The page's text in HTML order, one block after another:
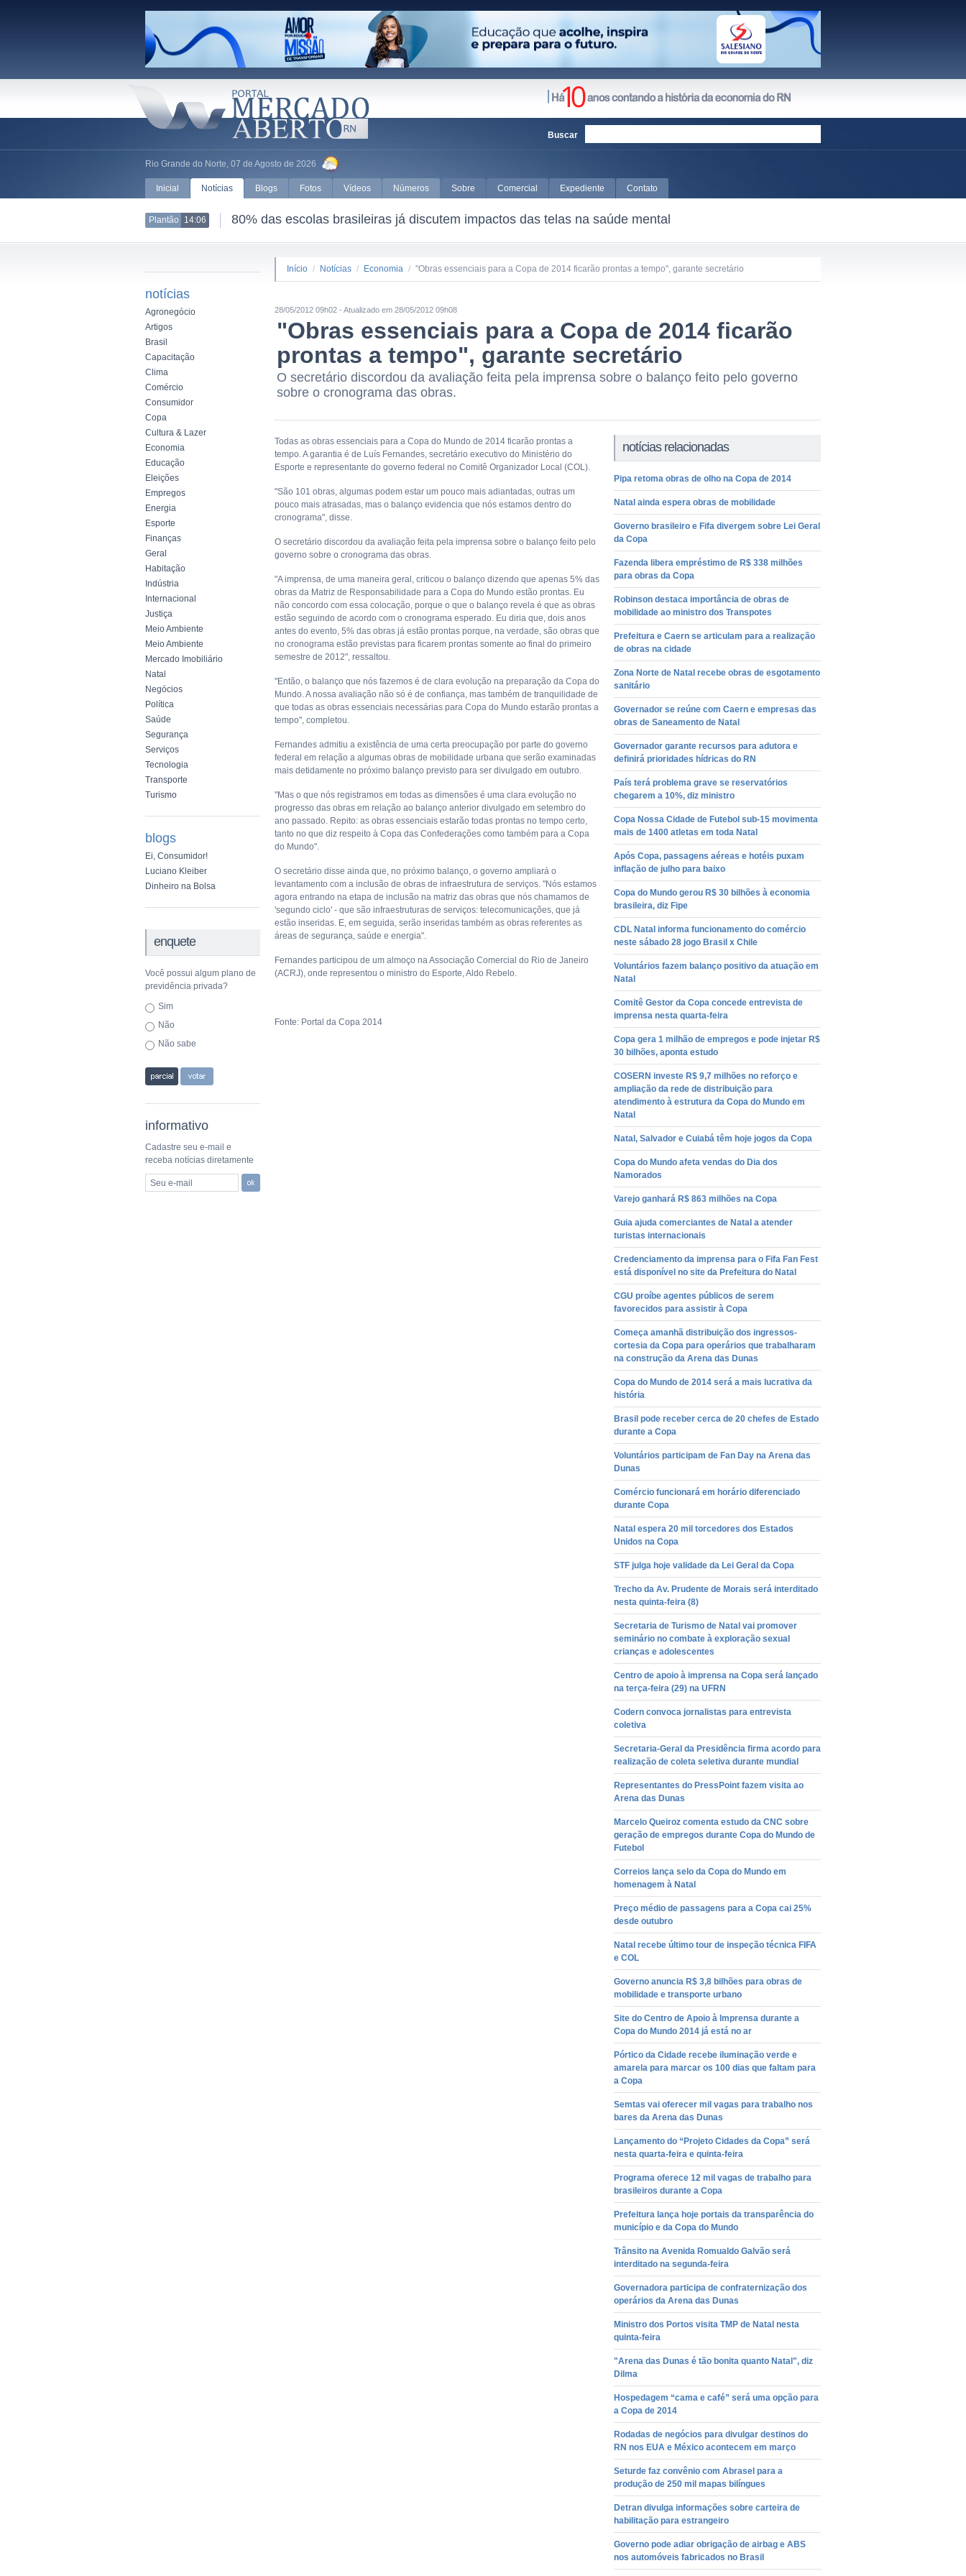
Rio Grande do Norte, 07 de Agosto de 2026
Buscar
Inicial Notícias Blogs Fotos Vídeos Números Sobre Comercial Expediente Contato
Plantão 14:06 80% das escolas brasileiras já discutem impactos das telas na saúde mental
notícias
Agronegócio
Artigos
Brasil
Capacitação
Clima
Comércio
Consumidor
Copa
Cultura & Lazer
Economia
Educação
Eleições
Empregos
Energia
Esporte
Finanças
Geral
Habitação
Indústria
Internacional
Justiça
Meio Ambiente
Meio Ambiente
Mercado Imobiliário
Natal
Negócios
Política
Saúde
Segurança
Serviços
Tecnologia
Transporte
Turismo
blogs
Ei, Consumidor!
Luciano Kleiber
Dinheiro na Bolsa
enquete
Você possui algum plano de
previdência privada?
Sim
Não
Não sabe
informativo
Cadastre seu e-mail e
receba notícias diretamente
Seu e-mail
Início / Notícias / Economia / "Obras essenciais para a Copa de 2014 ficarão prontas a tempo", garante secretário
28/05/2012 09h02 - Atualizado em 28/05/2012 09h08
"Obras essenciais para a Copa de 2014 ficarão
prontas a tempo", garante secretário
O secretário discordou da avaliação feita pela imprensa sobre o balanço feito pelo governo
sobre o cronograma das obras.
notícias relacionadas
Pipa retoma obras de olho na Copa de 2014
Natal ainda espera obras de mobilidade
Governo brasileiro e Fifa divergem sobre Lei Geral
da Copa
Fazenda libera empréstimo de R$ 338 milhões
para obras da Copa
Robinson destaca importância de obras de
mobilidade ao ministro dos Transpotes
Prefeitura e Caern se articulam para a realização
de obras na cidade
Zona Norte de Natal recebe obras de esgotamento
sanitário
Governador se reúne com Caern e empresas das
obras de Saneamento de Natal
Governador garante recursos para adutora e
definirá prioridades hídricas do RN
País terá problema grave se reservatórios
chegarem a 10%, diz ministro
Copa Nossa Cidade de Futebol sub-15 movimenta
mais de 1400 atletas em toda Natal
Após Copa, passagens aéreas e hotéis puxam
inflação de julho para baixo
Copa do Mundo gerou R$ 30 bilhões à economia
brasileira, diz Fipe
CDL Natal informa funcionamento do comércio
neste sábado 28 jogo Brasil x Chile
Voluntários fazem balanço positivo da atuação em
Natal
Comitê Gestor da Copa concede entrevista de
imprensa nesta quarta-feira
Copa gera 1 milhão de empregos e pode injetar R$
30 bilhões, aponta estudo
COSERN investe R$ 9,7 milhões no reforço e
ampliação da rede de distribuição para
atendimento à estrutura da Copa do Mundo em
Natal
Natal, Salvador e Cuiabá têm hoje jogos da Copa
Copa do Mundo afeta vendas do Dia dos
Namorados
Varejo ganhará R$ 863 milhões na Copa
Guia ajuda comerciantes de Natal a atender
turistas internacionais
Credenciamento da imprensa para o Fifa Fan Fest
está disponível no site da Prefeitura do Natal
CGU proíbe agentes públicos de serem
favorecidos para assistir à Copa
Começa amanhã distribuição dos ingressos-
cortesia da Copa para operários que trabalharam
na construção da Arena das Dunas
Copa do Mundo de 2014 será a mais lucrativa da
história
Brasil pode receber cerca de 20 chefes de Estado
durante a Copa
Voluntários participam de Fan Day na Arena das
Dunas
Comércio funcionará em horário diferenciado
durante Copa
Natal espera 20 mil torcedores dos Estados
Unidos na Copa
STF julga hoje validade da Lei Geral da Copa
Trecho da Av. Prudente de Morais será interditado
nesta quinta-feira (8)
Secretaria de Turismo de Natal vai promover
seminário no combate à exploração sexual
crianças e adolescentes
Centro de apoio à imprensa na Copa será lançado
na terça-feira (29) na UFRN
Codern convoca jornalistas para entrevista
coletiva
Secretaria-Geral da Presidência firma acordo para
realização de coleta seletiva durante mundial
Representantes do PressPoint fazem visita ao
Arena das Dunas
Marcelo Queiroz comenta estudo da CNC sobre
geração de empregos durante Copa do Mundo de
Futebol
Correios lança selo da Copa do Mundo em
homenagem à Natal
Preço médio de passagens para a Copa cai 25%
desde outubro
Natal recebe último tour de inspeção técnica FIFA
e COL
Governo anuncia R$ 3,8 bilhões para obras de
mobilidade e transporte urbano
Site do Centro de Apoio à Imprensa durante a
Copa do Mundo 2014 já está no ar
Pórtico da Cidade recebe iluminação verde e
amarela para marcar os 100 dias que faltam para
a Copa
Semtas vai oferecer mil vagas para trabalho nos
bares da Arena das Dunas
Lançamento do “Projeto Cidades da Copa” será
nesta quarta-feira e quinta-feira
Programa oferece 12 mil vagas de trabalho para
brasileiros durante a Copa
Prefeitura lança hoje portais da transparência do
município e da Copa do Mundo
Trânsito na Avenida Romualdo Galvão será
interditado na segunda-feira
Governadora participa de confraternização dos
operários da Arena das Dunas
Ministro dos Portos visita TMP de Natal nesta
quinta-feira
"Arena das Dunas é tão bonita quanto Natal", diz
Dilma
Hospedagem “cama e café” será uma opção para
a Copa de 2014
Rodadas de negócios para divulgar destinos do
RN nos EUA e México acontecem em março
Seturde faz convênio com Abrasel para a
produção de 250 mil mapas bilíngues
Detran divulga informações sobre carteira de
habilitação para estrangeiro
Governo pode adiar obrigação de airbag e ABS
nos automóveis fabricados no Brasil
Todas as obras essenciais para a Copa do Mundo de 2014 ficarão prontas a
tempo. A garantia é de Luís Fernandes, secretário executivo do Ministério do
Esporte e representante do governo federal no Comitê Organizador Local (COL).
"São 101 obras, algumas podem estar um pouco mais adiantadas, outras um
pouco mais atrasadas, mas o balanço evidencia que nós estamos dentro do
cronograma", disse.
O secretário discordou da avaliação feita pela imprensa sobre o balanço feito pelo
governo sobre o cronograma das obras.
"A imprensa, de uma maneira geral, criticou o balanço dizendo que apenas 5% das
obras da Matriz de Responsabilidade para a Copa do Mundo estão prontas. Eu
não concordo com essa colocação, porque o que o balanço revela é que as obras
estão seguindo de acordo com o cronograma esperado. Eu diria que, dois anos
antes do evento, 5% das obras já estão prontas porque, na verdade, são obras que
no cronograma estão previstas para ficarem prontas somente ao final do primeiro
semestre de 2012", ressaltou.
"Então, o balanço que nós fazemos é de clara evolução na preparação da Copa do
Mundo. A nossa avaliação não só é de confiança, mas também de tranquilidade de
que todas as obras essenciais necessárias para Copa do Mundo estarão prontas a
tempo", completou.
Fernandes admitiu a existência de uma certa preocupação por parte do governo
federal em relação a algumas obras de mobilidade urbana que serão examinadas
mais detidamente no próximo balanço previsto para ser divulgado em outubro.
"Mas o que nós registramos em todas as dimensões é uma clara evolução no
progresso das obras em relação ao balanço anterior divulgado em setembro do
ano passado. Repito: as obras essenciais estarão todas prontas no tempo certo,
tanto no que diz respeito à Copa das Confederações como também para a Copa
do Mundo".
O secretário disse ainda que, no próximo balanço, o governo ampliará o
levantamento com a inclusão de obras de infraestrutura de serviços. "Nós estamos
agora entrando na etapa de inclusão na matriz das obras que nós chamamos de
'segundo ciclo' - que são infraestruturas de serviços: telecomunicações, que já
estão inseridas. E, em seguida, serão inseridas também as obras referentes as
áreas de segurança, saúde e energia".
Fernandes participou de um almoço na Associação Comercial do Rio de Janeiro
(ACRJ), onde representou o ministro do Esporte, Aldo Rebelo.
Fonte: Portal da Copa 2014